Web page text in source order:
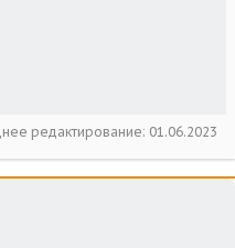
редактирование: 01.06.2023